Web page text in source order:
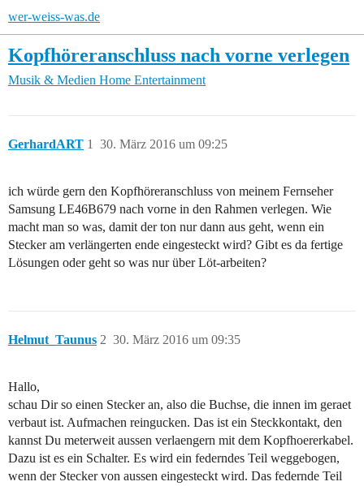
wer-weiss-was.de
Kopfhöreranschluss nach vorne verlegen
Musik & Medien Home Entertainment
GerhardART 30. März 2016 um 09:25
1
ich würde gern den Kopfhöreranschluss von meinem Fernseher
Samsung LE46B679 nach vorne in den Rahmen verlegen. Wie
macht man so was, damit der ton nur dann aus geht, wenn ein
Stecker am verlängerten ende eingesteckt wird? Gibt es da fertige
Lösungen oder geht so was nur über Löt-arbeiten?
Helmut_Taunus 30. März 2016 um 09:35
2
Hallo,
schau Dir so einen Stecker an, also die Buchse, die innen im geraet
verbaut ist. Aufmachen reingucken. Das ist ein Steckkontakt, den
kannst Du meterweit aussen verlaengern mit dem Kopfhoererkabel.
Dazu ist es ein Schalter. Es wird ein federndes Teil weggebogen,
wenn der Stecker von aussen eingesteckt wird. Das federnde Teil